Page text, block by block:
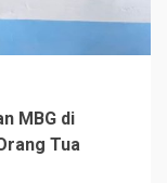
MBG di
Tua